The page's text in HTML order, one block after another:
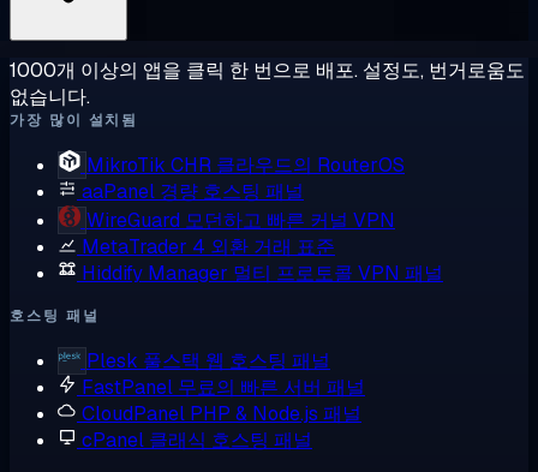
1000개 이상의 앱을 클릭 한 번으로 배포. 설정도, 번거로움도
없습니다.
가장 많이 설치됨
MikroTik CHR 클라우드의 RouterOS
aaPanel 경량 호스팅 패널
WireGuard 모던하고 빠른 커널 VPN
MetaTrader 4 외환 거래 표준
Hiddify Manager 멀티 프로토콜 VPN 패널
호스팅 패널
Plesk 풀스택 웹 호스팅 패널
FastPanel 무료의 빠른 서버 패널
CloudPanel PHP & Node.js 패널
cPanel 클래식 호스팅 패널